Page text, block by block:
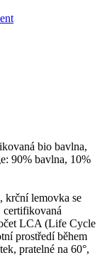
bio bavlna,
90% bavlna, 10%
krční lemovka se
certifikovaná
LCA (Life Cycle
prostředí během
pratelné na 60°,